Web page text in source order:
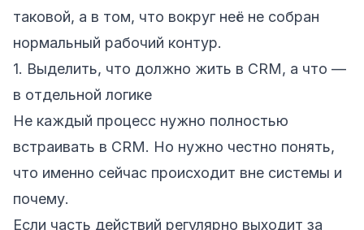
таковой, а в том, что вокруг неё не собран
нормальный рабочий контур.
1. Выделить, что должно жить в CRM, а что —
в отдельной логике
Не каждый процесс нужно полностью
встраивать в CRM. Но нужно честно понять,
что именно сейчас происходит вне системы и
почему.
Если часть действий регулярно выходит за